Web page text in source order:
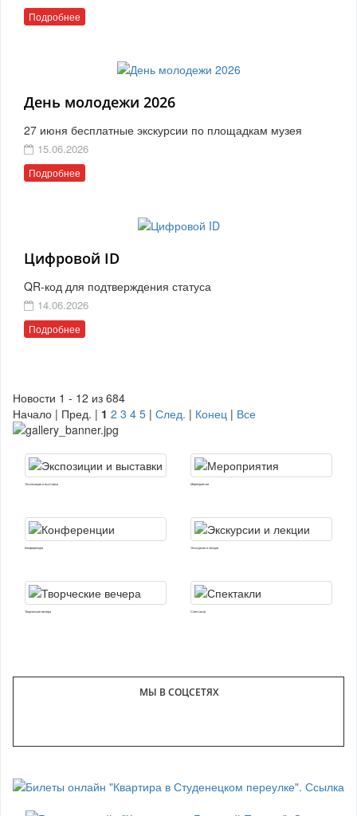
Подробнее
День молодежи 2026
27 июня бесплатные экскурсии по площадкам музея
15.06.2026
Подробнее
Цифровой ID
QR-код для подтверждения статуса
14.06.2026
Подробнее
Новости 1 - 12 из 684
Начало | Пред. | 1 2 3 4 5 | След. | Конец | Все
Экспозиции и выставки Мероприятия
Конференции Экскурсии и лекции
Творческие вечера Спектакли
МЫ В СОЦСЕТЯХ